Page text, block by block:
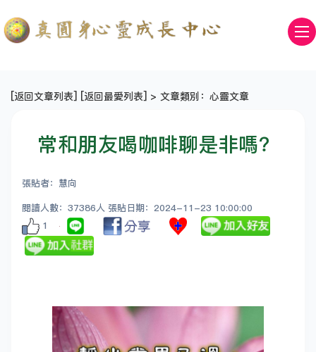
[返回文章列表] [返回最愛列表] > 文章類別：心靈文章
常和朋友喝咖啡聊是非嗎？
張貼者：慧向
閱讀人數：37386人 張貼日期：2024-11-23 10:00:00
1